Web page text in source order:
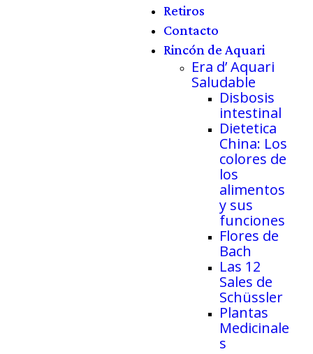
Retiros
Contacto
Rincón de Aquari
Era d’ Aquari
Saludable
Disbosis
intestinal
Dietetica
China: Los
colores de
los
alimentos
y sus
funciones
Flores de
Bach
Las 12
Sales de
Schüssler
Plantas
Medicinale
s